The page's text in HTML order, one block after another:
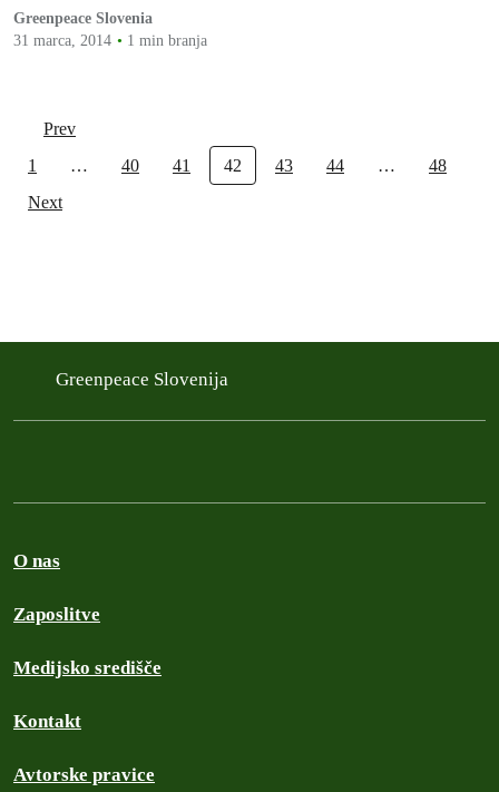
Greenpeace Slovenia
31 marca, 2014
1 min branja
Prev
1
… 40 41 42 43 44 …
48
Next
Greenpeace Slovenija
O nas
Zaposlitve
Medijsko središče
Kontakt
Avtorske pravice